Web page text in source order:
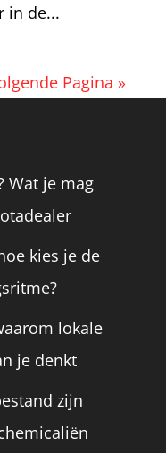
in de...
Pagina »
Wat je mag
kies je de
lokale
je denkt
zijn